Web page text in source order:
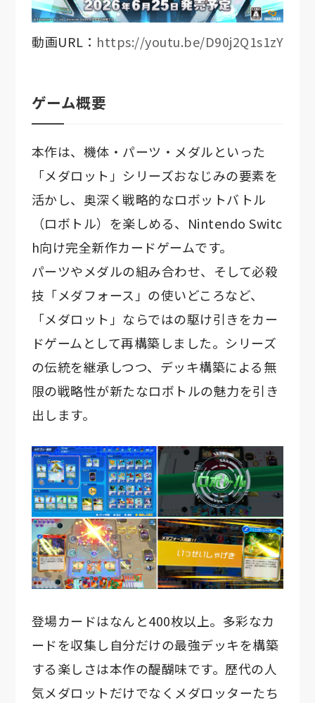
動画URL： https://youtu.be/D90j2Q1s1zY
ゲーム概要
本作は、機体・パーツ・メダルといった
「メダロット」シリーズおなじみの要素を
活かし、奥深く戦略的なロボットバトル
（ロボトル）を楽しめる、Nintendo Switc
h向け完全新作カードゲームです。
パーツやメダルの組み合わせ、そして必殺
技「メダフォース」の使いどころなど、
「メダロット」ならではの駆け引きをカー
ドゲームとして再構築しました。シリーズ
の伝統を継承しつつ、デッキ構築による無
限の戦略性が新たなロボトルの魅力を引き
出します。
登場カードはなんと400枚以上。多彩なカ
ードを収集し自分だけの最強デッキを構築
する楽しさは本作の醍醐味です。歴代の人
気メダロットだけでなくメダロッターたち